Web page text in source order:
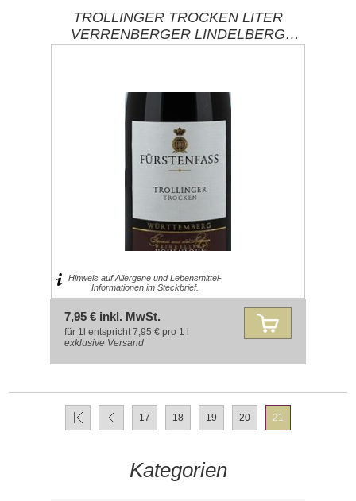
TROLLINGER TROCKEN LITER
VERRENBERGER LINDELBERG
WEINKELLEREI HOHENLOHE /
Hinweis auf Allergene und Lebensmittel-
Informationen im Steckbrief.
7,95 € inkl. MwSt.
für 1l entspricht 7,95 € pro 1 l
exklusive Versand
17 18 19 20 21
Kategorien